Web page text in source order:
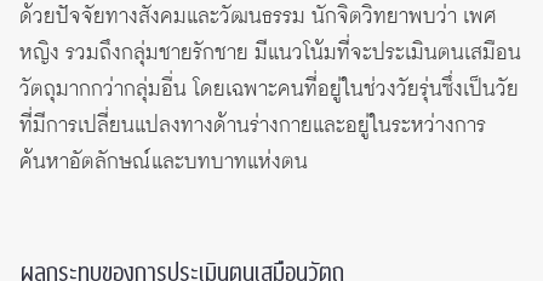
ด้วยปัจจัยทางสังคมและวัฒนธรรม นักจิตวิทยาพบว่า เพศ
หญิง รวมถึงกลุ่มชายรักชาย มีแนวโน้มที่จะประเมินตนเสมือน
วัตถุมากกว่ากลุ่มอื่น โดยเฉพาะคนที่อยู่ในช่วงวัยรุ่นซึ่งเป็นวัย
ที่มีการเปลี่ยนแปลงทางด้านร่างกายและอยู่ในระหว่างการ
ค้นหาอัตลักษณ์และบทบาทแห่งตน